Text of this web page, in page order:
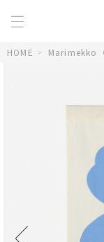
HOME > Marimekko